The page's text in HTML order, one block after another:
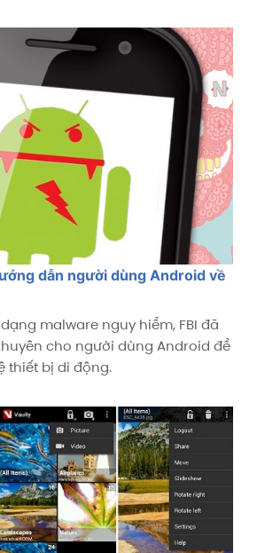
dẫn người dùng Android về
malware nguy hiểm, FBI đã
cho người dùng Android để
thiết bị di động.